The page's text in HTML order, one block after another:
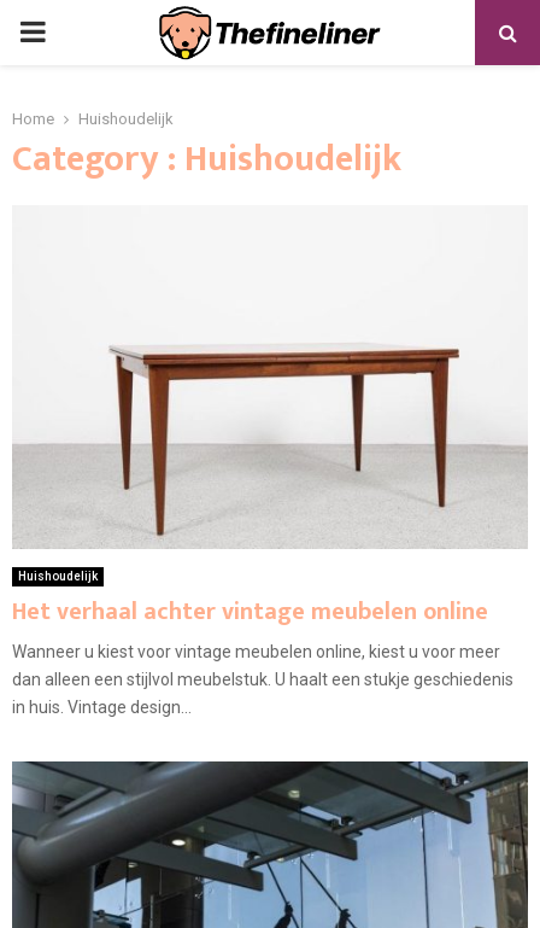
PRIMARY
Home Huishoudelijk
Category : Huishoudelijk
Huishoudelijk
Het verhaal achter vintage meubelen online
Wanneer u kiest voor vintage meubelen online, kiest u voor meer
dan alleen een stijlvol meubelstuk. U haalt een stukje geschiedenis
in huis. Vintage design...